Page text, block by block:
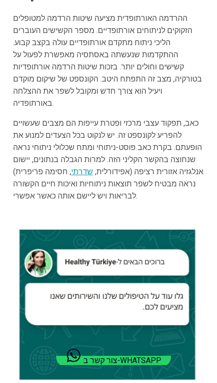
ההרדמה האורתופדית מציעה שיטות הרדמה למטופלים
הזקוקים לניתוחים אורתופדיים. מספר הקשישים העוברים
הליכי ניתוח מתקדם אורתופדיים עולה בקצב קבוע.
ההתקדמות שנעשתה באסתסיה מאפשרת לפעול על
קשישים וחולים יותר. בזכות שיטות הרדמה אורתופדיות
בטורקיה, מצב זה התפתח היטב. הקונספט של שיקום מוקדם
ויעיל הוא צורך חדש ומקובל לשפר את ההצלחה
באורתופדיה.
כאב, תפקוד עצבי מרכזי ופטרת עייפות הם מצבים שעשויים
להפריע לקונספט זה. יש לנקוט בכל הצעדים למנוע את
הופעתם. בקרת כאב פוסט-ניתוחי ומתח שכלולי ניתוחי נראה
שנחוצה בהקשר הקליני הזה. למרות הגבלה בנתונים, יישום
אנלגזיה אזורית רציפה (אפידורלית, שדרתי, חסימה פריפרית)
נראה מבטיח לשפר תוצאות ניתוחיות ואיכות חיים הקשורה
לבריאות ויש ליישם אותה כאשר אפשרי.
צור קשר ב-WHATSAPP